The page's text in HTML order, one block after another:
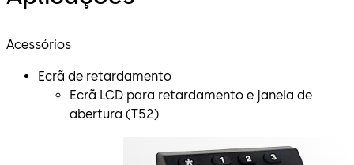
Acessórios
Ecrã de retardamento
​Ecrã LCD para retardamento e janela de
abertura (T52)